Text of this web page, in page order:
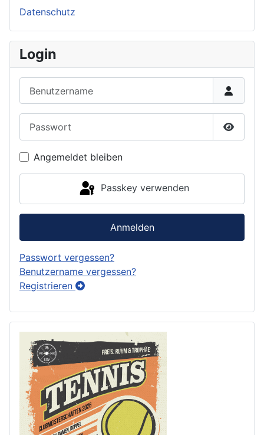
Datenschutz
Login
Angemeldet bleiben
Passkey verwenden
Anmelden
Passwort vergessen?
Benutzername vergessen?
Registrieren